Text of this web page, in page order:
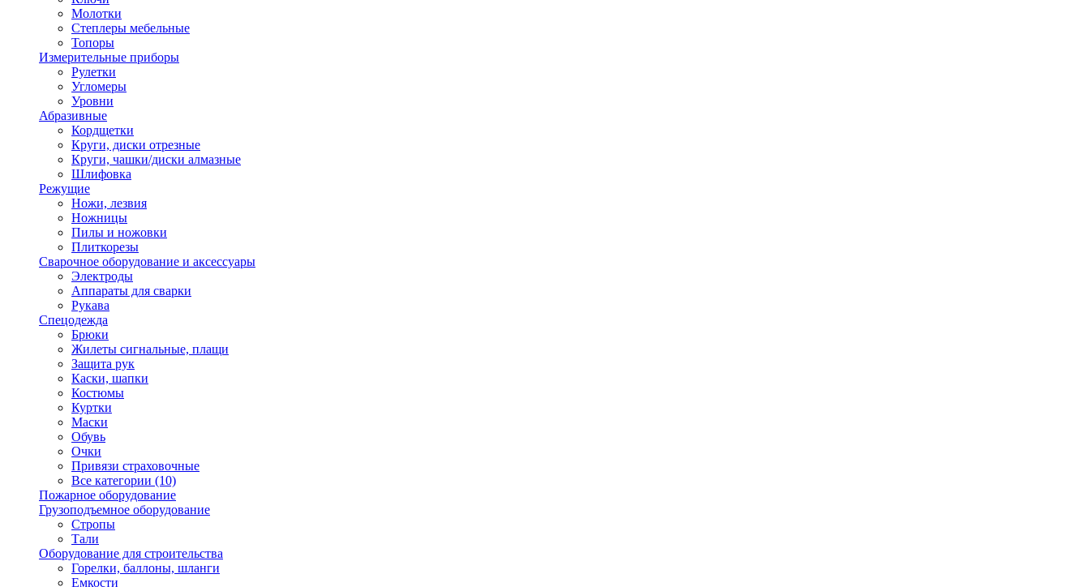
Молотки
Степлеры мебельные
Топоры
Измерительные приборы
Рулетки
Угломеры
Уровни
Абразивные
Кордщетки
Круги, диски отрезные
Круги, чашки/диски алмазные
Шлифовка
Режущие
Ножи, лезвия
Ножницы
Пилы и ножовки
Плиткорезы
Сварочное оборудование и аксессуары
Электроды
Аппараты для сварки
Рукава
Спецодежда
Брюки
Жилеты сигнальные, плащи
Защита рук
Каски, шапки
Костюмы
Куртки
Маски
Обувь
Очки
Привязи страховочные
Все категории (10)
Пожарное оборудование
Грузоподъемное оборудование
Стропы
Тали
Оборудование для строительства
Горелки, баллоны, шланги
Емкости